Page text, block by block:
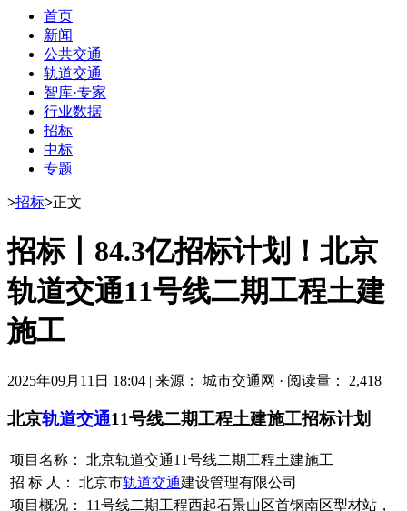
首页
新闻
公共交通
轨道交通
智库·专家
行业数据
招标
中标
专题
>招标>正文
招标丨84.3亿招标计划！北京
轨道交通11号线二期工程土建
施工
2025年09月11日 18:04 | 来源： 城市交通网 · 阅读量： 2,418
北京轨道交通11号线二期工程土建施工招标计划
项目名称： 北京轨道交通11号线二期工程土建施工
招 标 人： 北京市轨道交通建设管理有限公司
项目概况： 11号线二期工程西起石景山区首钢南区型材站，